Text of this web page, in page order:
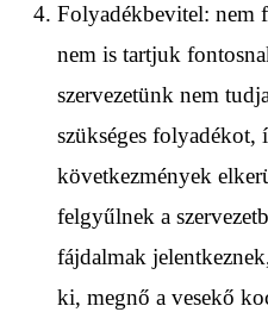
Folyadékbevitel: nem
nem is tartjuk
szervezetünk nem
szükséges folyadékot,
következmények
felgyűlnek a
fájdalmak
ki, megnő a vesekő